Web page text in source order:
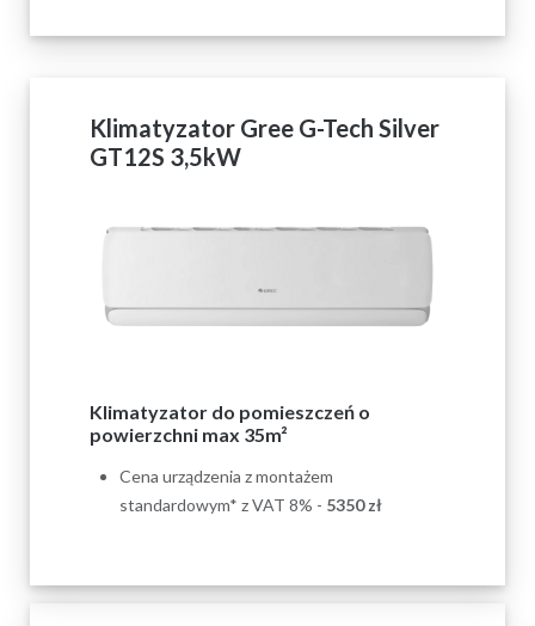
Klimatyzator Gree G-Tech Silver
GT12S 3,5kW
Klimatyzator do pomieszczeń o
powierzchni max 35m²
Cena urządzenia z montażem
standardowym* z VAT 8% - 5350 zł